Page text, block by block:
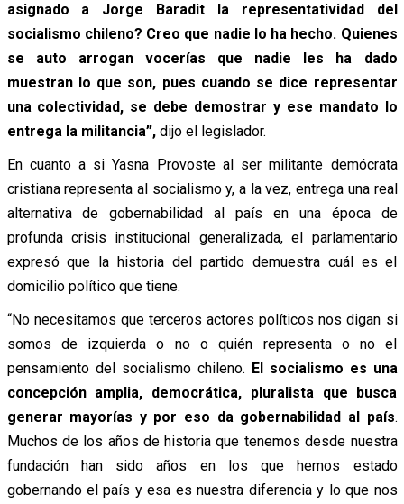
asignado a Jorge Baradit la representatividad del
socialismo chileno? Creo que nadie lo ha hecho. Quienes
se auto arrogan vocerías que nadie les ha dado
muestran lo que son, pues cuando se dice representar
una colectividad, se debe demostrar y ese mandato lo
entrega la militancia”, dijo el legislador.
En cuanto a si Yasna Provoste al ser militante demócrata
cristiana representa al socialismo y, a la vez, entrega una real
alternativa de gobernabilidad al país en una época de
profunda crisis institucional generalizada, el parlamentario
expresó que la historia del partido demuestra cuál es el
domicilio político que tiene.
“No necesitamos que terceros actores políticos nos digan si
somos de izquierda o no o quién representa o no el
pensamiento del socialismo chileno. El socialismo es una
concepción amplia, democrática, pluralista que busca
generar mayorías y por eso da gobernabilidad al país.
Muchos de los años de historia que tenemos desde nuestra
fundación han sido años en los que hemos estado
gobernando el país y esa es nuestra diferencia y lo que nos